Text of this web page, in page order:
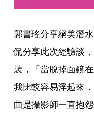
郭書瑤分享絕美潛
侃分享此次經驗談
裝，「當脫掉面鏡
我比較容易浮起來
曲是攝影師一直抱